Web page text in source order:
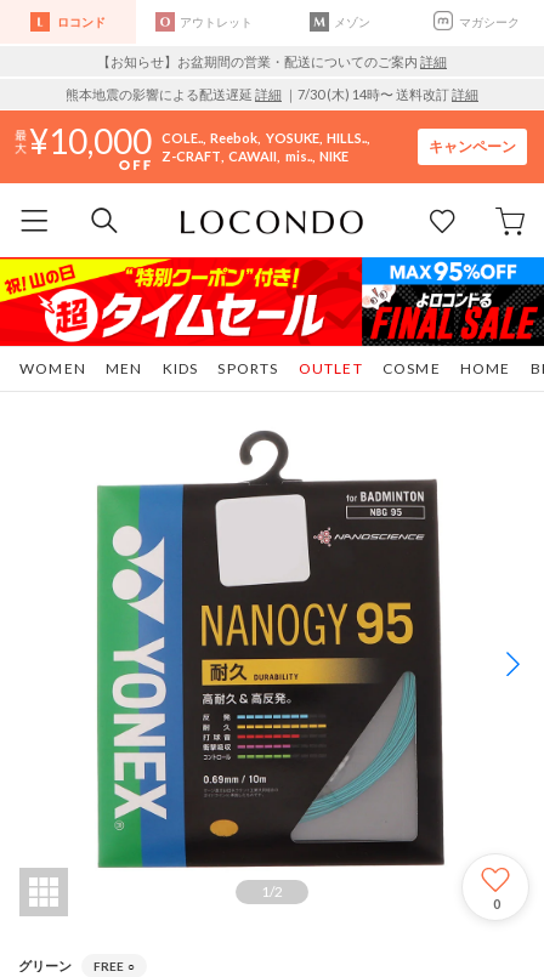
ロコンド アウトレット メゾン マガシーク
【お知らせ】お盆期間の営業・配送についてのご案内 詳細
熊本地震の影響による配送遅延 詳細 ｜7/30 (木) 14時〜 送料改訂詳細
10,000 COLE.. Reebok YOSUKE HILLS..
Z-CRAFT CAWAII mis.. NIKE
キャンペーン
WOMEN MEN KIDS SPORTS COSME HOME
OUTLET
1 /2
0
グリーン FREE ○